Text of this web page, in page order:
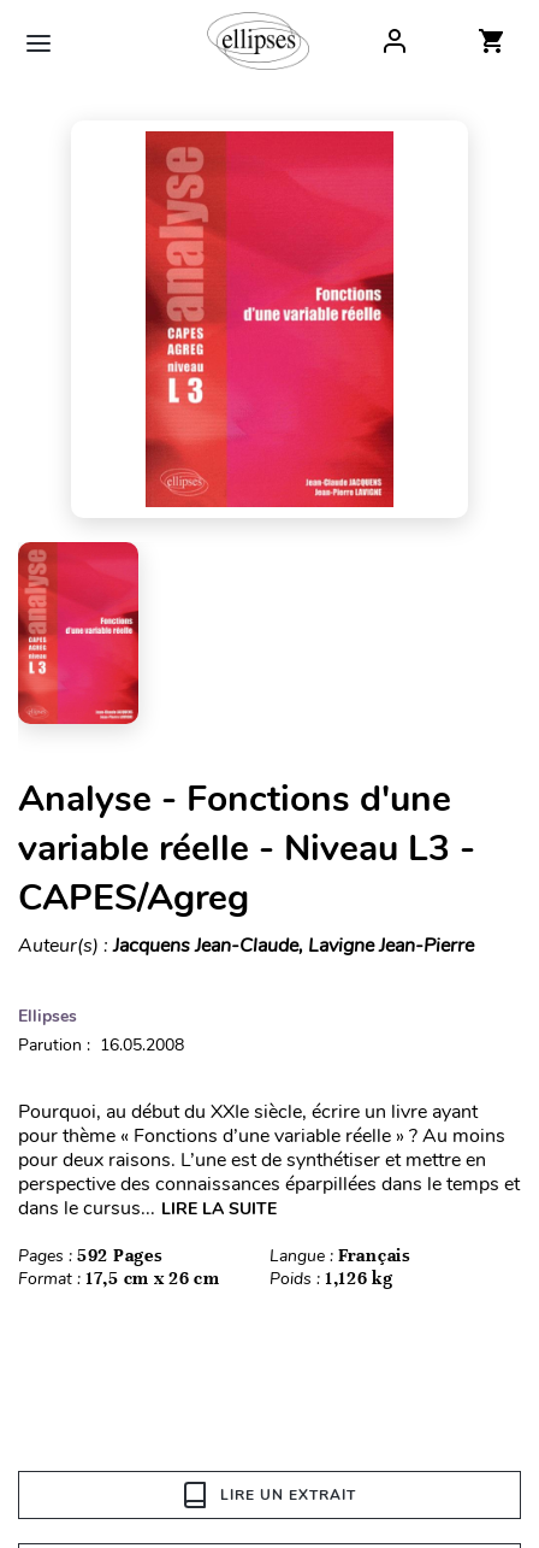
Analyse - Fonctions d'une
variable réelle - Niveau L3 -
CAPES/Agreg
Auteur(s) :Jacquens Jean-Claude, Lavigne Jean-Pierre
Ellipses
Parution : 16.05.2008
Pourquoi, au début du XXIe siècle, écrire un livre ayant
pour thème « Fonctions d’une variable réelle » ? Au moins
pour deux raisons. L’une est de synthétiser et mettre en
perspective des connaissances éparpillées dans le temps et
dans le cursus... LIRE LA SUITE
Pages : 592 Pages Langue : Français
Format : 17,5 cm x 26 cm Poids : 1,126 kg
LIRE UN EXTRAIT